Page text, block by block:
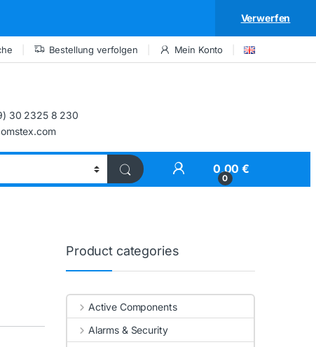
Verwerfen
Bestellung verfolgen Mein Konto
30 2325 8 230
My Account
0
0,00€
Product categories
Active Components
Alarms & Security